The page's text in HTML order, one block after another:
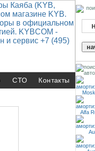
СТО Контакты